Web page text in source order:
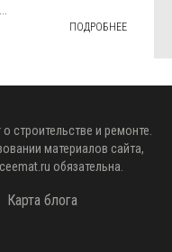
ПОДРОБНЕЕ
о строительстве и ремонте.
материалов сайта,
ceemat.ru обязательна.
Карта блога